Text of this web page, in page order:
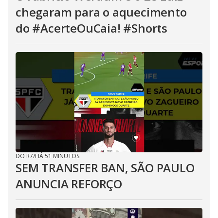
chegaram para o aquecimento
do #AcerteOuCaia! #Shorts
DO R7/HÁ 51 MINUTOS
SEM TRANSFER BAN, SÃO PAULO
ANUNCIA REFORÇO